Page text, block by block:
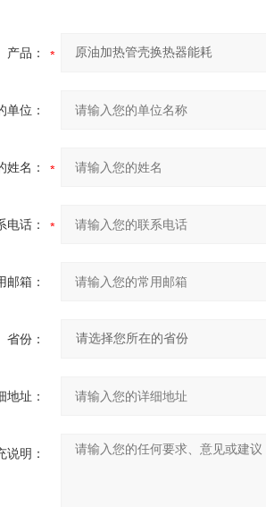
产品：
单位：
姓名：
电话：
邮箱：
省份：
地址：
说明：